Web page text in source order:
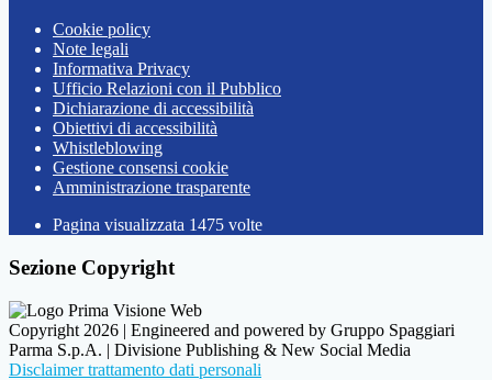
Cookie policy
Note legali
Informativa Privacy
Ufficio Relazioni con il Pubblico
Dichiarazione di accessibilità
Obiettivi di accessibilità
Whistleblowing
Gestione consensi cookie
Amministrazione trasparente
Pagina visualizzata 1475 volte
Sezione Copyright
Copyright 2026 | Engineered and powered by Gruppo Spaggiari
Parma S.p.A. | Divisione Publishing & New Social Media
Disclaimer trattamento dati personali